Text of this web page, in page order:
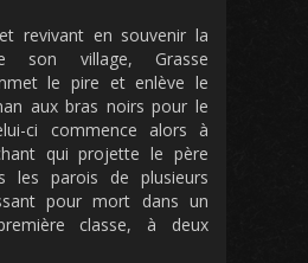
revivant en souvenir la
son village, Grasse
le pire et enlève le
aux bras noirs pour le
ci commence alors à
qui projette le père
les parois de plusieurs
pour mort dans un
classe, à deux